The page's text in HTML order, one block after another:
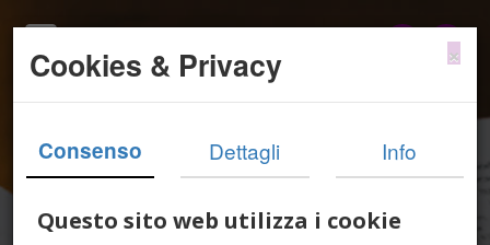
×
Cookies & Privacy
Consenso Dettagli Info
Questo sito web utilizza i cookie